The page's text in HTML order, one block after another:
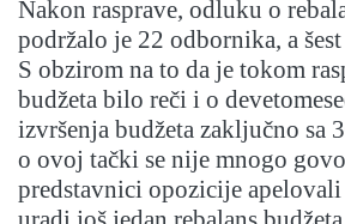
Nakon rasprave, odluku o
podržalo je 22 odbornika, a
S obzirom na to da je tokom
budžeta bilo reči i o
izvršenja budžeta zaključno sa
o ovoj tački se nije mnogo
predstavnici opozicije apelovali